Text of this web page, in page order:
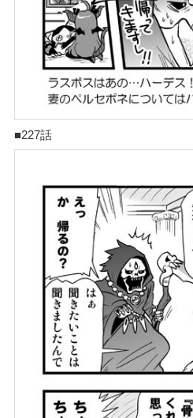
■227話